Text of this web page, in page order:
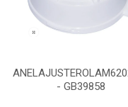
- GB39858